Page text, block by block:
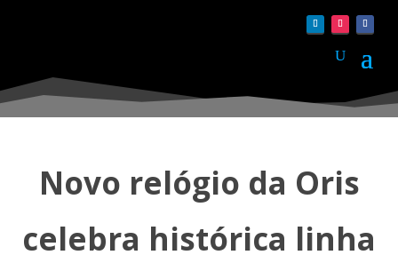
Novo relógio da Oris
celebra histórica linha